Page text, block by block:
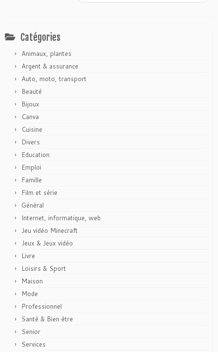
Catégories
Animaux, plantes
Argent & assurance
Auto, moto, transport
Beauté
Bijoux
Canva
Cuisine
Divers
Education
Emploi
Famille
Film et série
Général
Internet, informatique, web
Jeu vidéo Minecraft
Jeux & Jeux vidéo
Livre
Loisirs & Sport
Maison
Mode
Professionnel
Santé & Bien être
Senior
Services